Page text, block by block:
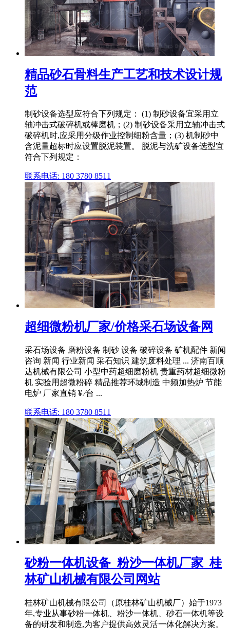
精品砂石骨料生产工艺和技术设计规
范
制砂设备选型应符合下列规定： (1) 制砂设备宜采用立
轴冲击式破碎机或棒磨机；(2) 制砂设备采用立轴冲击式
破碎机时,应采用分级作业控制细粉含量；(3) 机制砂中
含泥量超标时应设置脱泥装置。 脱泥与洗矿设备选型宜
符合下列规定：
联系电话: 180 3780 8511
超细微粉机厂家/价格采石场设备网
采石场设备 磨粉设备 制砂 设备 破碎设备 矿机配件 新闻
咨询 新闻 行业新闻 采石知识 建筑废料处理 ... 济南百顺
达机械有限公司 小型中药超细磨粉机 贵重药材超细微粉
机 实验用超微粉碎 精品推荐环城制造 中频加热炉 节能
电炉 厂家直销 ¥ ⁄台 ...
联系电话: 180 3780 8511
砂粉一体机设备_粉沙一体机厂家_桂
林矿山机械有限公司网站
桂林矿山机械有限公司（原桂林矿山机械厂）始于1973
年,专业从事砂粉一体机、粉沙一体机、砂石一体机等设
备的研发和制造,为客户提供高效灵活一体化解决方案。